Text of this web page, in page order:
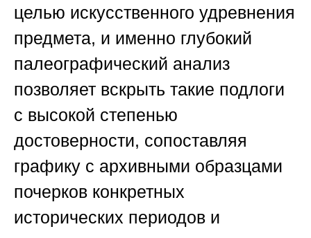
целью искусственного удревнения
предмета, и именно глубокий
палеографический анализ
позволяет вскрыть такие подлоги
с высокой степенью
достоверности, сопоставляя
графику с архивными образцами
почерков конкретных
исторических периодов и